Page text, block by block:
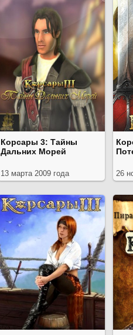
Корсары 3: Тайны
Дальних Морей
13 марта 2009 года 26